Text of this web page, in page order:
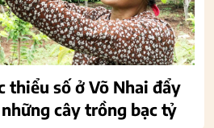
thiểu số ở Võ Nhai đẩy
những cây trồng bạc tỷ